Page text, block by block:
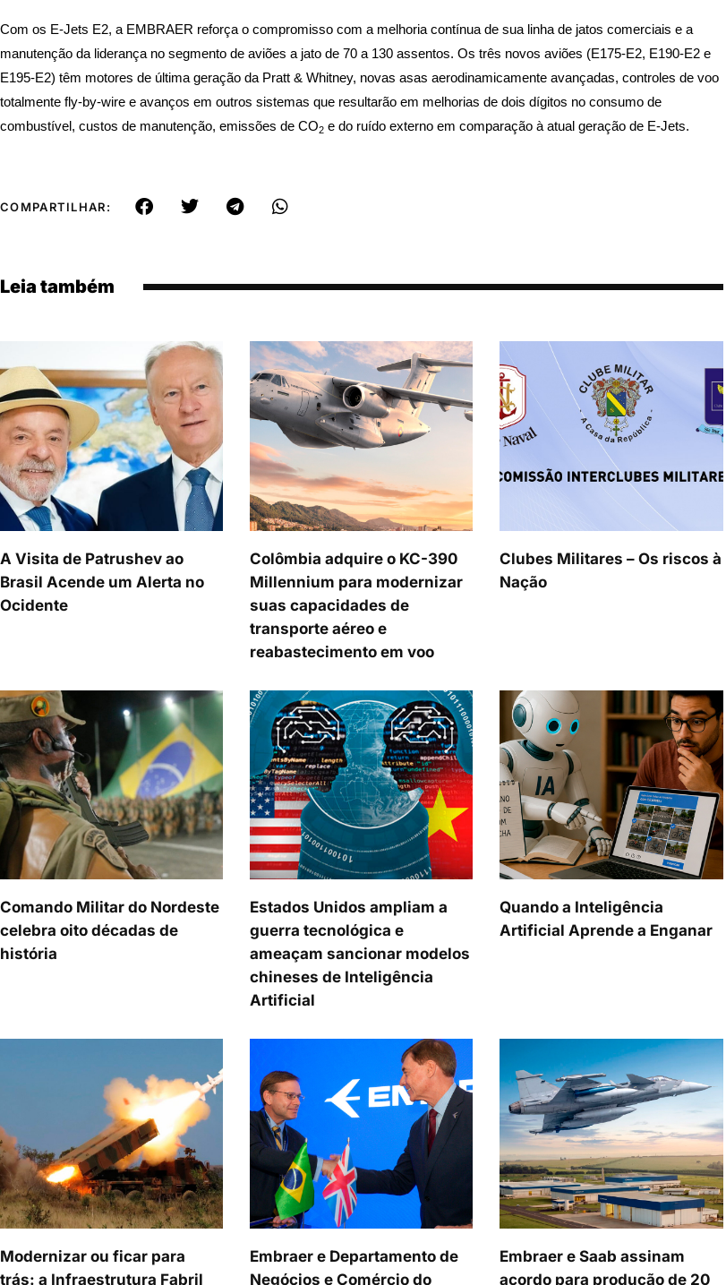
Com os E-Jets E2, a EMBRAER reforça o compromisso com a melhoria contínua de sua linha de jatos comerciais e a
manutenção da liderança no segmento de aviões a jato de 70 a 130 assentos. Os três novos aviões (E175-E2, E190-E2 e
E195-E2) têm motores de última geração da Pratt & Whitney, novas asas aerodinamicamente avançadas, controles de voo
totalmente fly-by-wire e avanços em outros sistemas que resultarão em melhorias de dois dígitos no consumo de
combustível, custos de manutenção, emissões de CO2 e do ruído externo em comparação à atual geração de E-Jets.
COMPARTILHAR:
Leia também
A Visita de Patrushev ao
Brasil Acende um Alerta no
Ocidente
Colômbia adquire o KC-390
Millennium para modernizar
suas capacidades de
transporte aéreo e
reabastecimento em voo
Clubes Militares – Os riscos à
Nação
Comando Militar do Nordeste
celebra oito décadas de
história
Estados Unidos ampliam a
guerra tecnológica e
ameaçam sancionar modelos
chineses de Inteligência
Artificial
Quando a Inteligência
Artificial Aprende a Enganar
Modernizar ou ficar para
trás: a Infraestrutura Fabril
Embraer e Departamento de
Negócios e Comércio do
Embraer e Saab assinam
acordo para produção de 20